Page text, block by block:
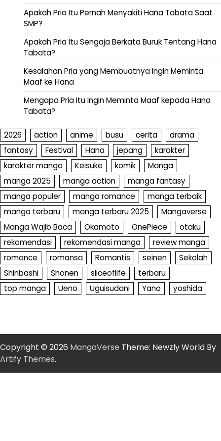
Apakah Pria Itu Pernah Menyakiti Hana Tabata Saat
SMP?
Apakah Pria Itu Sengaja Berkata Buruk Tentang Hana
Tabata?
Kesalahan Pria yang Membuatnya Ingin Meminta
Maaf ke Hana
Mengapa Pria Itu Ingin Meminta Maaf kepada Hana
Tabata?
2026 action anime busu cerita
drama
fantasy
Festival Hana jepang
karakter
karakter manga
Keisuke komik
Manga
manga 2025
manga action
manga fantasy
manga populer
manga romance
manga terbaik
manga terbaru
manga terbaru 2025
Mangaverse
Manga Wajib Baca
Okamoto OnePiece
otaku
rekomendasi
rekomendasi manga
review manga
romance
romansa Romantis seinen
Sekolah
Shinbashi
Shonen sliceoflife
terbaru
top manga
Ueno Uguisudani Yano yoshida
Copyright © 2026 MangaVerse Theme: Newzly World By
Artify Themes.